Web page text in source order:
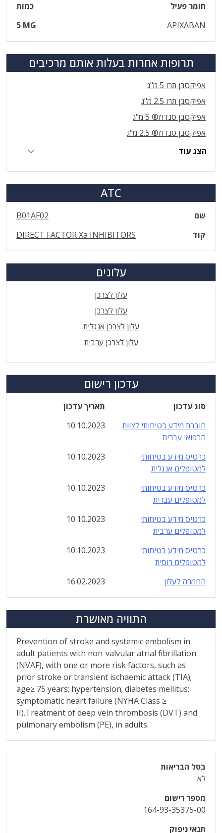
חומר פעיל
כמות
APIXABAN
5 MG
תרופות אחרות בעלות אותם מרכיבים
אפיקסבן תרו 5 מ"ג
אפיקסבן תרו 2.5 מ"ג
אפיקסבן סנדוז® 5 מ"ג
אפיקסבן סנדוז® 2.5 מ"ג
הצג עוד
ATC
שם
B01AF02
קוד
DIRECT FACTOR Xa INHIBITORS
עלונים
עלון לצרכן
עלון לצרכן
עלון לצרכן אנגלית
עלון לצרכן ערבית
עדכון רישום
סוג עדכון
תאריך עדכון
חוברת מידע בטיחותי לצוות
הרפואי עברית
10.10.2023
כרטיס מידע בטיחותי
למטופלים אנגלית
10.10.2023
כרטיס מידע בטיחותי
למטופלים עברית
10.10.2023
כרטיס מידע בטיחותי
למטופלים ערבית
10.10.2023
כרטיס מידע בטיחותי
למטופלים רוסית
10.10.2023
החמרה לעלון 16.02.2023
התוויה מאושרת
Prevention of stroke and systemic embolism in
adult patients with non-valvular atrial fibrillation
(NVAF), with one or more risk factors, such as
prior stroke or transient ischaemic attack (TIA);
age≥ 75 years; hypertension; diabetes mellitus;
symptomatic heart failure (NYHA Class ≥
II).Treatment of deep vein thrombosis (DVT) and
pulmonary embolism (PE), in adults.
בסל הבריאות
לא
מספר רישום
164-93-35375-00
תנאי ניפוק